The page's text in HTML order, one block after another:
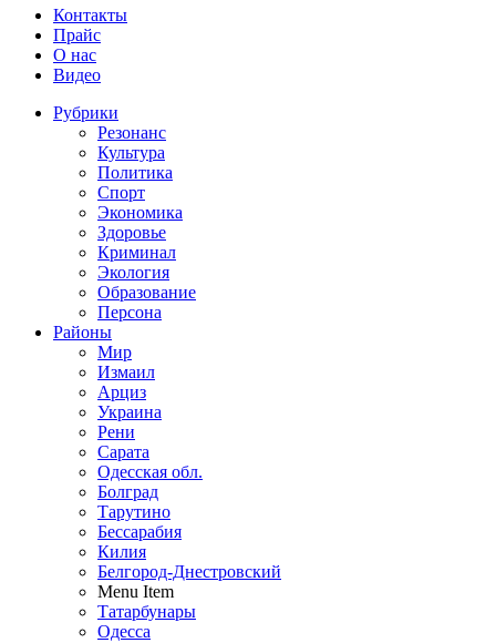
Контакты
Прайс
О нас
Видео
Рубрики
Резонанс
Культура
Политика
Спорт
Экономика
Здоровье
Криминал
Экология
Образование
Персона
Районы
Мир
Измаил
Арциз
Украина
Рени
Сарата
Одесская обл.
Болград
Тарутино
Бессарабия
Килия
Белгород-Днестровский
Menu Item
Татарбунары
Одесса